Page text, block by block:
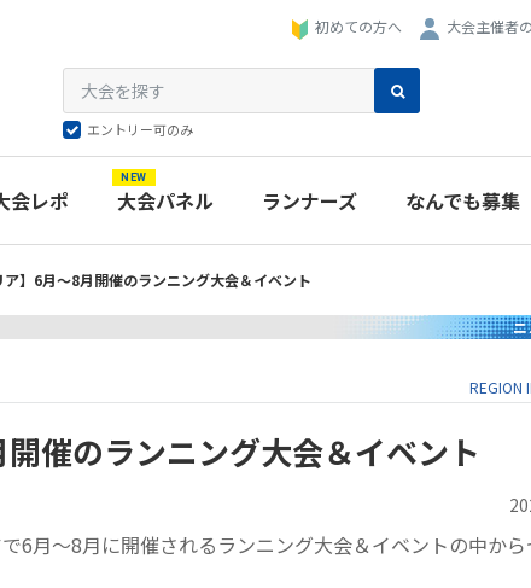
初めての方へ 大会主催者
エントリー可のみ
会レポ
NEW
大会パネル ランナーズ なんでも募集
ア】6月～8月開催のランニング大会＆イベント
ニ
REGION
催のランニング大会＆イベント
6月～8月に開催されるランニング大会＆イベントの中か